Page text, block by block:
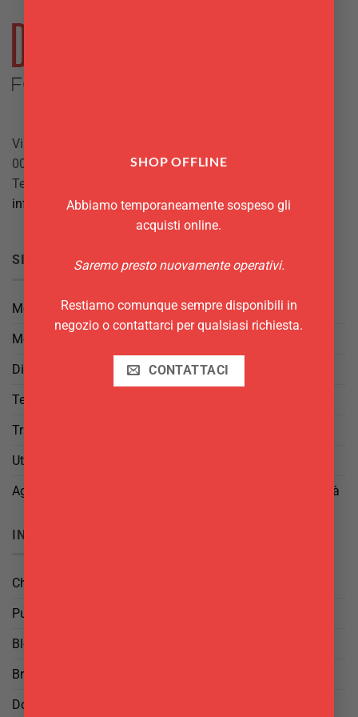
SHOP OFFLINE
Abbiamo temporaneamente sospeso gli
acquisti online.
Saremo presto nuovamente operativi.
Restiamo comunque sempre disponibili in
negozio o contattarci per qualsiasi richiesta.
CONTATTACI
Via Giuseppe Mazzini, 10
00042 Anzio (RM)
Tel.
info@delgattoforniture.it
SICUREZZA
Metodi di Pagamento
Metodi di Spedizione
Diritto di Reso
Termini e Condizioni
Trattamento dei Dati
Utilizzo di cookies
Aggiorna le tue preferenze di tracciamento della pubblicità
INFO
Chi Siamo
Punti Vendita
Blog
Brand
Domande frequenti